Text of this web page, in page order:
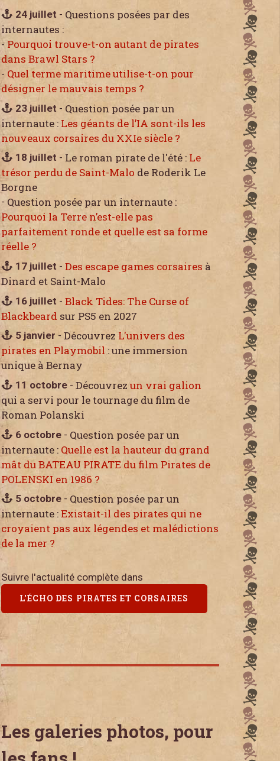
24 juillet - Questions posées par des
internautes :
- Pourquoi trouve-t-on autant de pirates
dans Brawl Stars ?
- Quel terme maritime utilise-t-on pour
désigner le mauvais temps ?
23 juillet - Question posée par un
internaute : Les géants de l’IA sont-ils les
nouveaux corsaires du XXIe siècle ?
18 juillet - Le roman pirate de l'été : Le
trésor perdu de Saint-Malo de Roderik Le
Borgne
- Question posée par un internaute :
Pourquoi la Terre n’est-elle pas
parfaitement ronde et quelle est sa forme
réelle ?
17 juillet - Des escape games corsaires à
Dinard et Saint-Malo
16 juillet - Black Tides: The Curse of
Blackbeard sur PS5 en 2027
5 janvier - Découvrez L'univers des
pirates en Playmobil: une immersion
unique à Bernay
11 octobre- Découvrez un vrai galion
qui a servi pour le tournage du film de
Roman Polanski
6 octobre- Question posée par un
internaute : Quelle est la hauteur du grand
mât du BATEAU PIRATE du film Pirates de
POLENSKI en 1986 ?
5 octobre- Question posée par un
internaute :Existait-il des pirates qui ne
croyaient pas aux légendes et malédictions
de la mer ?
Suivre l'actualité complète dans
L'ÉCHO DES PIRATES ET CORSAIRES
Les galeries photos, pour